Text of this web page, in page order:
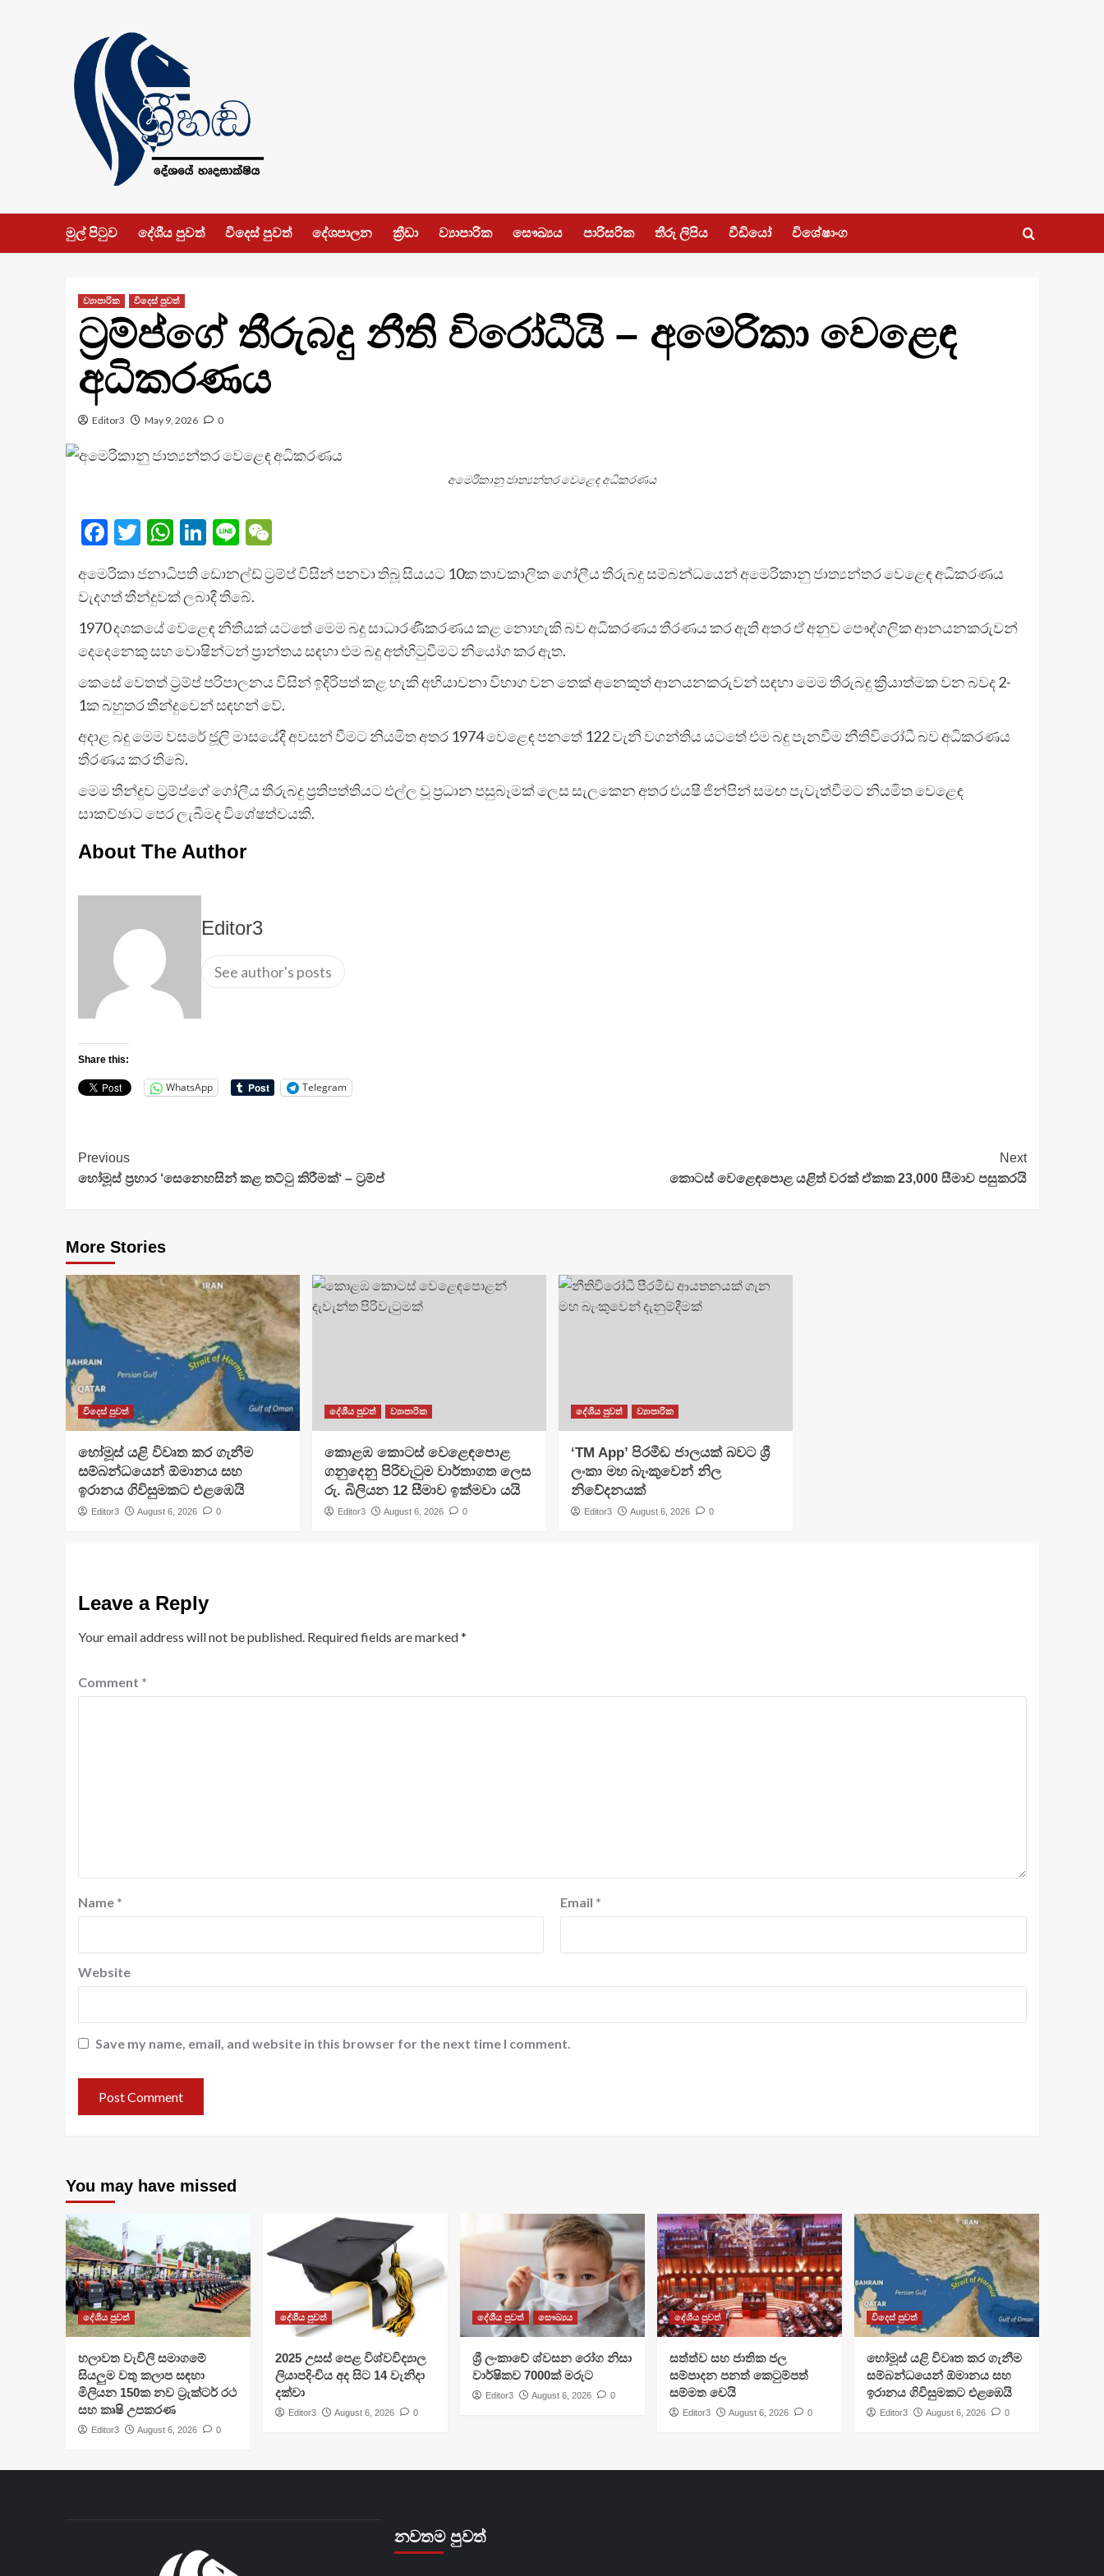
මුල් පිටුව දේශීය පුවත් විදෙස් පුවත් දේශපාලන ක්‍රීඩා ව්‍යාපාරික සෞඛ්‍යය පාරිසරික තීරු ලිපිය වීඩියෝ විශේෂාංග
ව්‍යාපාරික විදෙස් පුවත්
ට්‍රම්ප්ගේ තීරුබදු නීති විරෝධීයි – අමෙරිකා වෙළෙඳ
අධිකරණය
Editor3 May 9, 2026 0
අමෙරිකානු ජාත්‍යන්තර වෙළෙඳ අධිකරණය
Facebook
Twitter
WhatsApp
LinkedIn
LineWeChat
අමෙරිකා ජනාධිපති ඩොනල්ඩ් ට්‍රම්ප් විසින් පනවා තිබූ සියයට 10ක තාවකාලික ගෝලීය තීරුබදු සම්බන්ධයෙන් අමෙරිකානු ජාත්‍යන්තර වෙළෙඳ අධිකරණය
වැදගත් තීන්දුවක් ලබාදී තිබේ.
1970 දශකයේ වෙළෙඳ නීතියක් යටතේ මෙම බදු සාධාරණීකරණය කළ නොහැකි බව අධිකරණය තීරණය කර ඇති අතර ඒ අනුව පෞද්ගලික ආනයනකරුවන්
දෙදෙනෙකු සහ වොෂින්ටන් ප්‍රාන්තය සඳහා එම බදු අත්හිටුවීමට නියෝග කර ඇත.
කෙසේ වෙතත් ට්‍රම්ප් පරිපාලනය විසින් ඉදිරිපත් කළ හැකි අභියාචනා විභාග වන තෙක් අනෙකුත් ආනයනකරුවන් සඳහා මෙම තීරුබදු ක්‍රියාත්මක වන බවද 2-
1ක බහුතර තීන්දුවෙන් සඳහන් වේ.
අදාළ බදු මෙම වසරේ ජූලි මාසයේදී අවසන් වීමට නියමිත අතර 1974 වෙළෙඳ පනතේ 122 වැනි වගන්තිය යටතේ එම බදු පැනවීම නීතිවිරෝධී බව අධිකරණය
තීරණය කර තිබේ.
මෙම තීන්දුව ට්‍රම්ප්ගේ ගෝලීය තීරුබදු ප්‍රතිපත්තියට එල්ල වූ ප්‍රධාන පසුබෑමක් ලෙස සැලකෙන අතර එයෂී ජින්පින් සමඟ පැවැත්වීමට නියමිත වෙළෙඳ
සාකච්ඡාට පෙර ලැබීමද විශේෂත්වයකි.
About The Author
Editor3
See author's posts
Share this:
WhatsApp Telegram
Continue
Reading
Previous
හෝමූස් ප්‍රහාර ‘සෙනෙහසින් කළ තට්ටු කිරීමක්‘ – ට්‍රම්ප්
Next
කොටස් වෙළෙඳපොළ යළිත් වරක් ඒකක 23,000 සීමාව පසුකරයි
More Stories
විදෙස් පුවත්
හෝමූස් යළි විවෘත කර ගැනීම
සම්බන්ධයෙන් ඕමානය සහ
ඉරානය ගිවිසුමකට එළඹෙයි
Editor3 August 6, 2026 0
දේශීය පුවත් ව්‍යාපාරික
​කොළඹ කොටස් වෙළෙඳපොළ
ගනුදෙනු පිරිවැටුම වාර්තාගත ලෙස
රු. බිලියන 12 සීමාව ඉක්මවා යයි
Editor3 August 6, 2026 0
දේශීය පුවත් ව්‍යාපාරික
​‘TM App’ පිරමීඩ ජාලයක් බවට ශ්‍රී
ලංකා මහ බැංකුවෙන් නිල
නිවේදනයක්
Editor3 August 6, 2026 0
Leave a Reply
Your email address will not be published. Required fields are marked*
Comment *
Name * Email *
Website
Save my name, email, and website in this browser for the next time I comment.
You may have missed
දේශීය පුවත්
හලාවත වැවිලි සමාගමේ
සියලුම වතු කලාප සඳහා
මිලියන 150ක නව ට්‍රැක්ටර් රථ
සහ කෘෂි උපකරණ
Editor3 August 6, 2026 0
දේශීය පුවත්
​2025 උසස් පෙළ විශ්වවිද්‍යාල
ලියාපදිංචිය අද සිට 14 වැනිදා
දක්වා
Editor3 August 6, 2026 0
දේශීය පුවත් සෞඛ්‍යය
ශ්‍රී ලංකාවේ ශ්වසන රෝග නිසා
වාර්ෂිකව 7000ක් මරුට
Editor3 August 6, 2026 0
දේශීය පුවත්
සත්ත්ව සහ ජාතික ජල
සම්පාදන පනත් කෙටුම්පත්
සම්මත වෙයි
Editor3 August 6, 2026 0
විදෙස් පුවත්
හෝමූස් යළි විවෘත කර ගැනීම
සම්බන්ධයෙන් ඕමානය සහ
ඉරානය ගිවිසුමකට එළඹෙයි
Editor3 August 6, 2026 0
නවතම පුවත්